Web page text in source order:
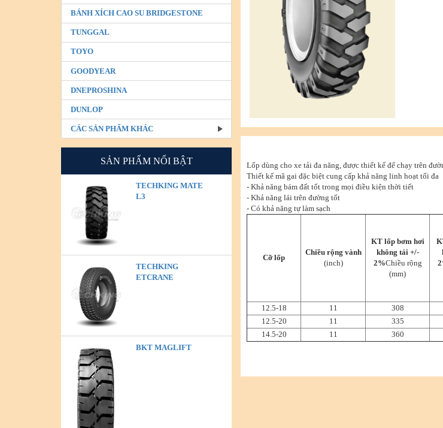
BÁNH XÍCH CAO SU BRIDGESTONE
TUNGGAL
TOYO
GOODYEAR
DNEPROSHINA
DUNLOP
CÁC SẢN PHẨM KHÁC
SẢN PHẨM NỔI BẬT
TECHKING MATE
L3
TECHKING
ETCRANE
BKT MAGLIFT
Lốp dùng cho xe tải đa năng, được thiết kế để chạy trên
Thiết kế mã gai đặc biệt cung cấp khả năng linh hoạt tối đa
- Khả năng bám đất tốt trong mọi điều kiện thời tiết
- Khả năng lái trên đường tốt
- Có khả năng tự làm sạch
Cỡ lốp
Chiều rộng vành
(inch)
KT lốp bơm hơi
không tải +/-
2%Chiều rộng
(mm)
12.5-18 11 308
12.5-20
11 335
14.5-20
11 360